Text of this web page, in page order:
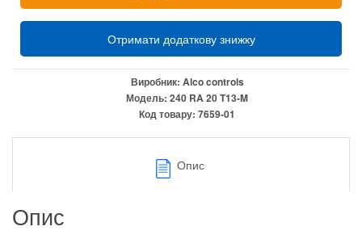
Отримати додаткову знижку
Виробник: Alco controls
Модель: 240 RA 20 T13-M
Код товару: 7659-01
Опис
Опис